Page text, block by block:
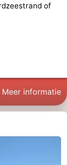
of
Meer informatie